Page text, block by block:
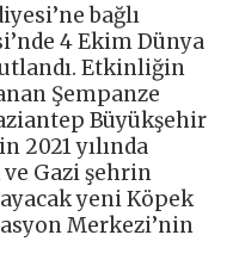
bağlı
4 Ekim Dünya
Etkinliğin
Şempanze
Büyükşehir
2021 yılında
Gazi şehrin
yeni Köpek
Merkezi’nin